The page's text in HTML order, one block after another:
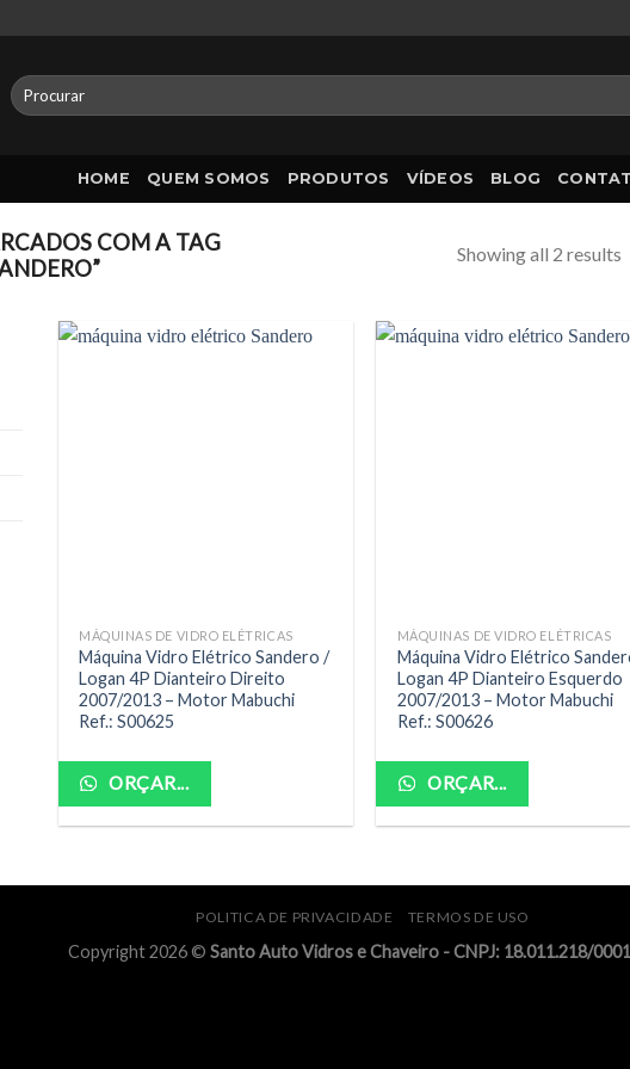
Pesquisar
por:
HOME QUEM SOMOS PRODUTOS VÍDEOS BLOG
COM A TAG
Showing all 2 results
MÁQUINAS DE VIDRO ELÉTRICAS
Máquina Vidro Elétrico Sandero /
Logan 4P Dianteiro Direito
2007/2013 – Motor Mabuchi
Ref.: S00625
ORÇAR...
MÁQUINAS DE VIDRO ELÉTRICAS
Máquina Vidro Elétrico
Logan 4P Dianteiro Esquerdo
2007/2013 – Motor Mabuchi
Ref.: S00626
ORÇAR...
POLITICA DE PRIVACIDADE TERMOS DE USO
Copyright 2026 © Santo Auto Vidros e Chaveiro - CNPJ: 18.011.218/